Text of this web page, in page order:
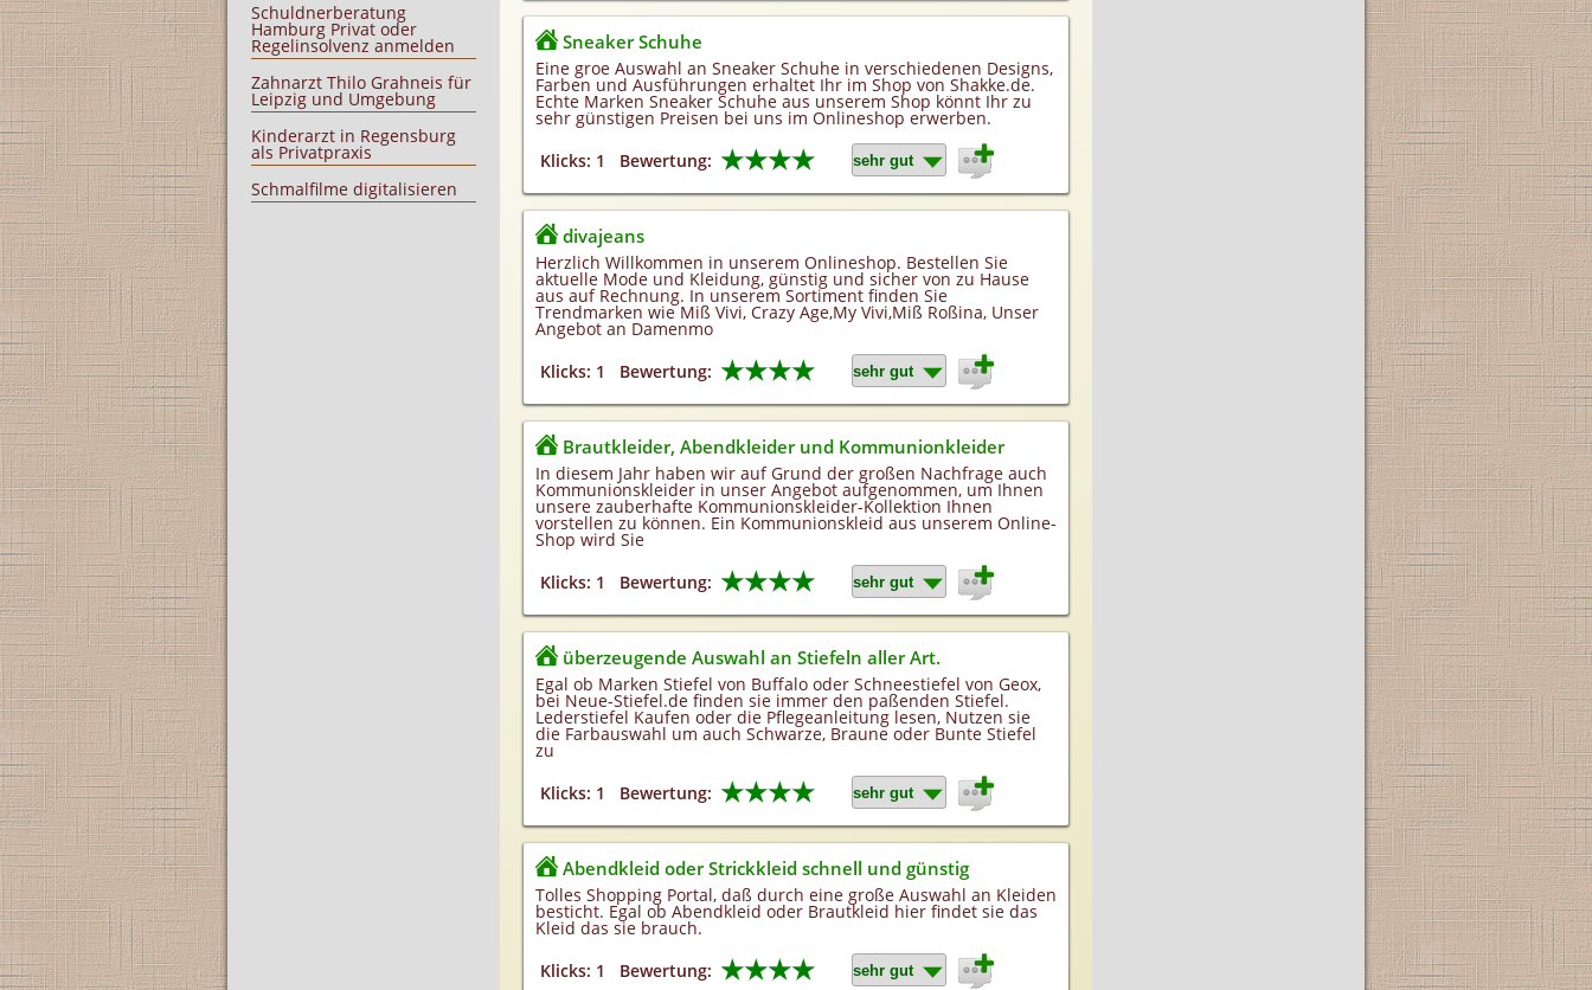
Sneaker Schuhe
Eine groe Auswahl an Sneaker Schuhe in verschiedenen Designs,
Farben und Ausführungen erhaltet Ihr im Shop von Shakke.de.
Echte Marken Sneaker Schuhe aus unserem Shop könnt Ihr zu
sehr günstigen Preisen bei uns im Onlineshop erwerben.
Klicks: 1
Bewertung: ★★★★
divajeans
Herzlich Willkommen in unserem Onlineshop. Bestellen Sie
aktuelle Mode und Kleidung, günstig und sicher von zu Hause
aus auf Rechnung. In unserem Sortiment finden Sie
Trendmarken wie Miß Vivi, Crazy Age,My Vivi,Miß Roßina, Unser
Angebot an Damenmo
Klicks: 1
Bewertung: ★★★★
Brautkleider, Abendkleider und Kommunionkleider
In diesem Jahr haben wir auf Grund der großen Nachfrage auch
Kommunionskleider in unser Angebot aufgenommen, um Ihnen
unsere zauberhafte Kommunionskleider-Kollektion Ihnen
vorstellen zu können. Ein Kommunionskleid aus unserem Online-
Shop wird Sie
Klicks: 1
Bewertung: ★★★★
überzeugende Auswahl an Stiefeln aller Art.
Egal ob Marken Stiefel von Buffalo oder Schneestiefel von Geox,
bei Neue-Stiefel.de finden sie immer den paßenden Stiefel.
Lederstiefel Kaufen oder die Pflegeanleitung lesen, Nutzen sie
die Farbauswahl um auch Schwarze, Braune oder Bunte Stiefel
zu
Klicks: 1
Bewertung: ★★★★
Abendkleid oder Strickkleid schnell und günstig
Tolles Shopping Portal, daß durch eine große Auswahl an Kleiden
besticht. Egal ob Abendkleid oder Brautkleid hier findet sie das
Kleid das sie brauch.
Klicks: 1
Bewertung: ★★★★
Schuldnerberatung
Hamburg Privat oder
Regelinsolvenz anmelden
Zahnarzt Thilo Grahneis für
Leipzig und Umgebung
Kinderarzt in Regensburg
als Privatpraxis
Schmalfilme digitalisieren